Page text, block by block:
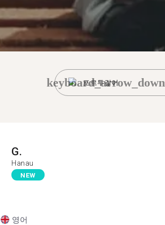
포르투갈어
keyboard_arrow_down
G.
Hanau
NEW
영어